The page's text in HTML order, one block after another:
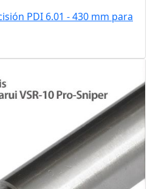
PDI 6.01 - 430 mm para